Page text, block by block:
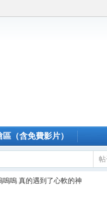
（含免費影片）
嗚嗚 真的遇到了心軟的神